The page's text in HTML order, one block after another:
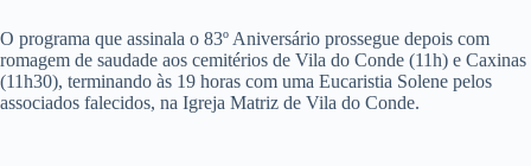
O programa que assinala o 83º Aniversário prossegue depois com
romagem de saudade aos cemitérios de Vila do Conde (11h) e Caxinas
(11h30), terminando às 19 horas com uma Eucaristia Solene pelos
associados falecidos, na Igreja Matriz de Vila do Conde.